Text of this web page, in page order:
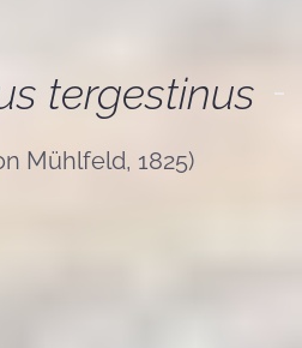
tergestinus
Mühlfeld, 1825)